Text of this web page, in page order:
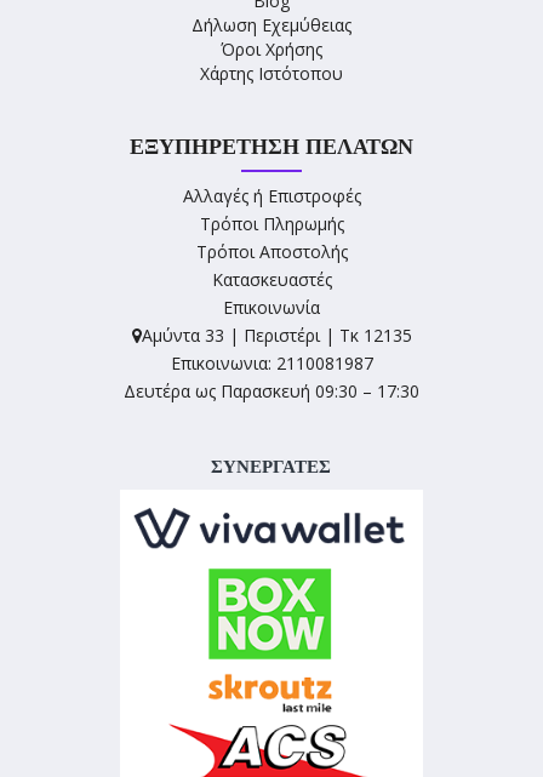
Δήλωση Εχεμύθειας
Όροι Χρήσης
Χάρτης Ιστότοπου
ΕΞΥΠΗΡΈΤΗΣΗ ΠΕΛΑΤΏΝ
Αλλαγές ή Επιστροφές
Τρόποι Πληρωμής
Τρόποι Αποστολής
Κατασκευαστές
Επικοινωνία
Αμύντα 33 | Περιστέρι | Τκ 12135
Επικοινωνια: 2110081987
Δευτέρα ως Παρασκευή 09:30 – 17:30
ΣΥΝΕΡΓΑΤΕΣ